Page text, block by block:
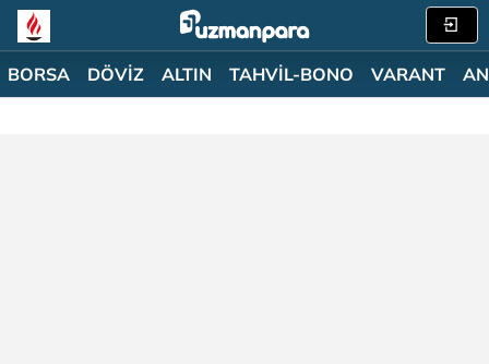
BORSA DÖVİZ ALTIN TAHVİL-BONO VARANT